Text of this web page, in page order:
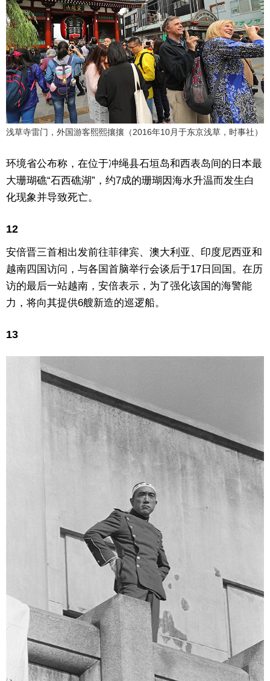
浅草寺雷门，外国游客熙熙攘攘（2016年10月于东京浅草，时事社）
环境省公布称，在位于冲绳县石垣岛和西表岛间的日本最
大珊瑚礁“石西礁湖”，约7成的珊瑚因海水升温而发生白
化现象并导致死亡。
12
安倍晋三首相出发前往菲律宾、澳大利亚、印度尼西亚和
越南四国访问，与各国首脑举行会谈后于17日回国。在历
访的最后一站越南，安倍表示，为了强化该国的海警能
力，将向其提供6艘新造的巡逻船。
13